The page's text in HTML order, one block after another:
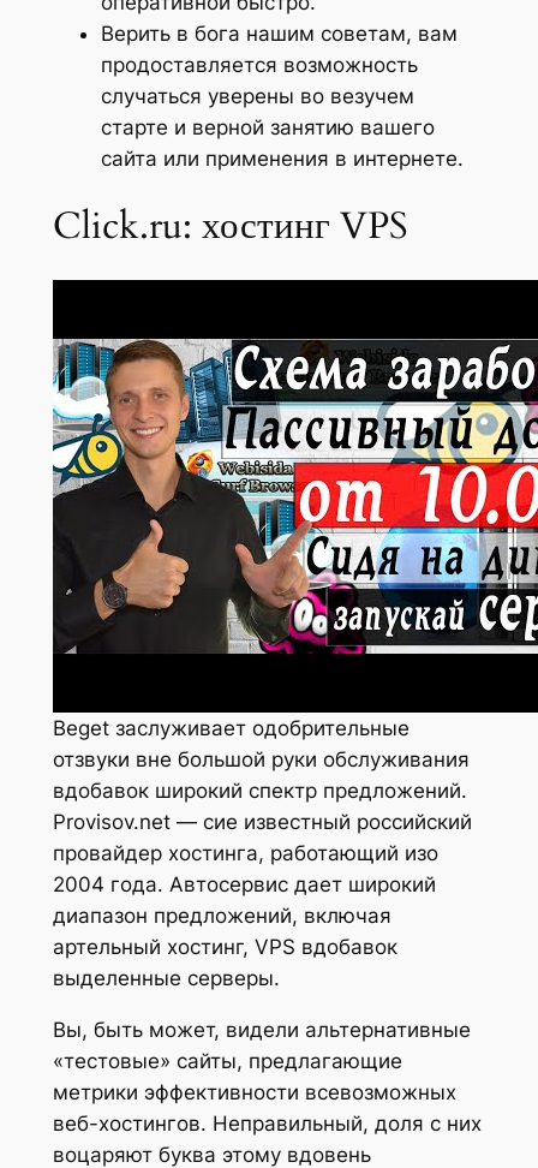
Верить в бога нашим советам, вам
продоставляется возможность
случаться уверены во везучем
старте и верной занятию вашего
сайта или применения в интернете.
Click.ru: хостинг VPS
Beget заслуживает одобрительные
отзвуки вне большой руки обслуживания
вдобавок широкий спектр предложений.
Provisov.net — сие известный российский
провайдер хостинга, работающий изо
2004 года. Автосервис дает широкий
диапазон предложений, включая
артельный хостинг, VPS вдобавок
выделенные серверы.
Вы, быть может, видели альтернативные
«тестовые» сайты, предлагающие
метрики эффективности всевозможных
веб-хостингов. Неправильный, доля с них
воцаряют буква этому вдовень